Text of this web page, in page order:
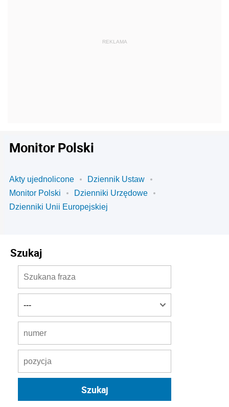
Monitor Polski
Akty ujednolicone
Dziennik Ustaw
Monitor Polski
Dzienniki Urzędowe
Dzienniki Unii Europejskiej
Szukaj